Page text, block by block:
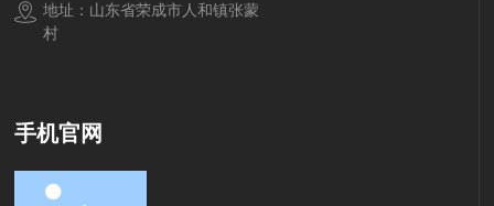
地址：山东省荣成市人和镇张蒙
村
手机官网